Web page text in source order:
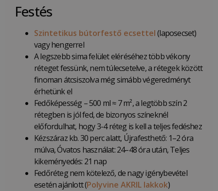
Festés
Szintetikus bútorfestő ecsettel(laposecset)
vagy hengerrel
A legszebb sima felület eléréséhez több vékony
réteget fessünk, nem túlecsetelve, a rétegek között
finoman átcsiszolva még simább végeredményt
érhetünk el
Fedőképesség – 500 ml ≈ 7 m², a legtöbb szín 2
rétegben is jól fed, de bizonyos színeknél
előfordulhat, hogy 3-4 réteg is kell a teljes fedéshez
Kézszáraz kb. 30 perc alatt, Újrafesthető: 1–2 óra
múlva, Óvatos használat: 24–48 óra után, Teljes
kikeményedés: 21 nap
Fedőréteg nem kötelező, de nagy igénybevétel
esetén ajánlott (Polyvine AKRIL lakkok)